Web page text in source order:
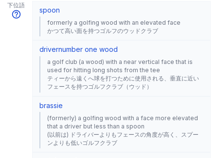
下位語
spoon
formerly a golfing wood with an elevated face
かつて高い面を持つゴルフのウッドクラブ
drivernumber one wood
a golf club (a wood) with a near vertical face that is
used for hitting long shots from the tee
ティーから遠くへ球を打つために使用される、垂直に近い
フェースを持つゴルフクラブ（ウッド）
brassie
(formerly) a golfing wood with a face more elevated
that a driver but less than a spoon
(以前は) ドライバーよりもフェースの角度が高く、スプー
ンよりも低いゴルフクラブ